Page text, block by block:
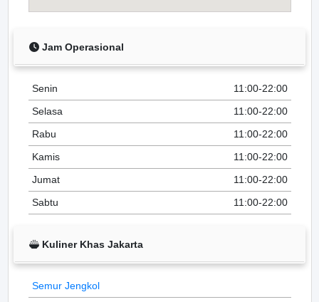
Jam Operasional
Senin
11:00-22:00
Selasa
11:00-22:00
Rabu
11:00-22:00
Kamis
11:00-22:00
Jumat
11:00-22:00
Sabtu
11:00-22:00
Kuliner Khas Jakarta
Semur Jengkol